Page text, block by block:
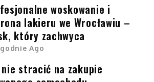
woskowanie i
lakieru we Wrocławiu –
który zachwyca
Ago
nie stracić na zakupie